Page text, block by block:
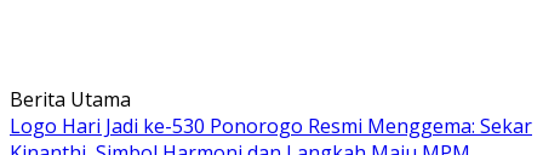
Langsung
ke
Berita Utama
Logo Hari Jadi ke-530 Ponorogo Resmi Menggema: Sekar